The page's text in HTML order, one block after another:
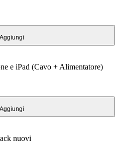
Aggiungi
e iPad (Cavo + Alimentatore)
Aggiungi
nuovi